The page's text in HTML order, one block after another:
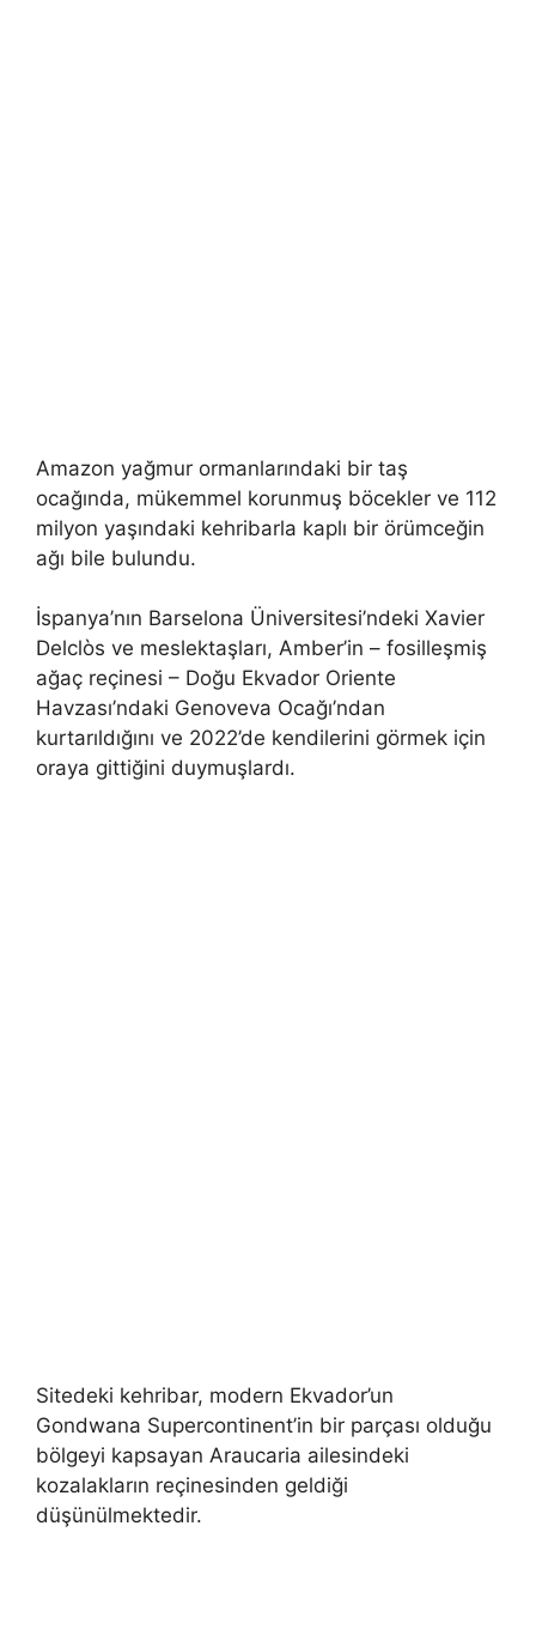
Amazon yağmur ormanlarındaki bir taş
ocağında, mükemmel korunmuş böcekler ve 112
milyon yaşındaki kehribarla kaplı bir örümceğin
ağı bile bulundu.
İspanya’nın Barselona Üniversitesi’ndeki Xavier
Delclòs ve meslektaşları, Amber’in – fosilleşmiş
ağaç reçinesi – Doğu Ekvador Oriente
Havzası’ndaki Genoveva Ocağı’ndan
kurtarıldığını ve 2022’de kendilerini görmek için
oraya gittiğini duymuşlardı.
Sitedeki kehribar, modern Ekvador’un
Gondwana Supercontinent’in bir parçası olduğu
bölgeyi kapsayan Araucaria ailesindeki
kozalakların reçinesinden geldiği
düşünülmektedir.